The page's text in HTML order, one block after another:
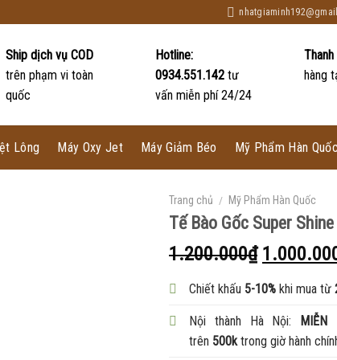
Ship dịch vụ COD
trên phạm vi toàn
quốc
Hotline:
0934.551.142tư
vấn miễn phí 24/24
hàng
Lông Máy Oxy Jet Máy Giảm Béo Mỹ Phẩm Hàn
Trang chủ / Mỹ Phẩm Hàn Quốc
Tế Bào Gốc Super
1.200.000₫
Chiết khấu 5-10% khi mua từ
Nội thành Hà Nội:
MIỄN
trên 500k trong giờ hành